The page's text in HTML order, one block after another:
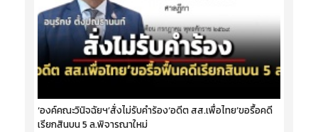
‘องค์คณะวินิจฉัยฯ’สั่งไม่รับคำร้อง‘อดีต สส.เพื่อไทย’ขอรื้อคดี
เรียกสินบน 5 ล.พิจารณาใหม่